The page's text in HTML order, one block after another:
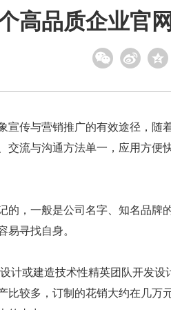
高品质企业官
宣传与营销推广的有效途径，随
交流与沟通方法单一，应用方便
的，一般是公司名字、知名品牌
易寻找自身。
计或建造技术性精英团队开发设
比较多，订制的花销大约在几万